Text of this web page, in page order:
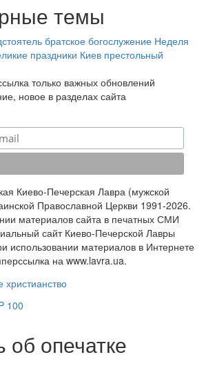
темы
братское богослужение Неделя
праздники Киев престольный
только важных обновлений
новое в разделах сайта
Киево-Печерская Лавра (мужской
Православной Церкви 1991-2026.
материалов сайта в печатных СМИ
сайт Киево-Печерской Лавры
использовании материалов в Интернете
на www.lavra.ua.
опечатке